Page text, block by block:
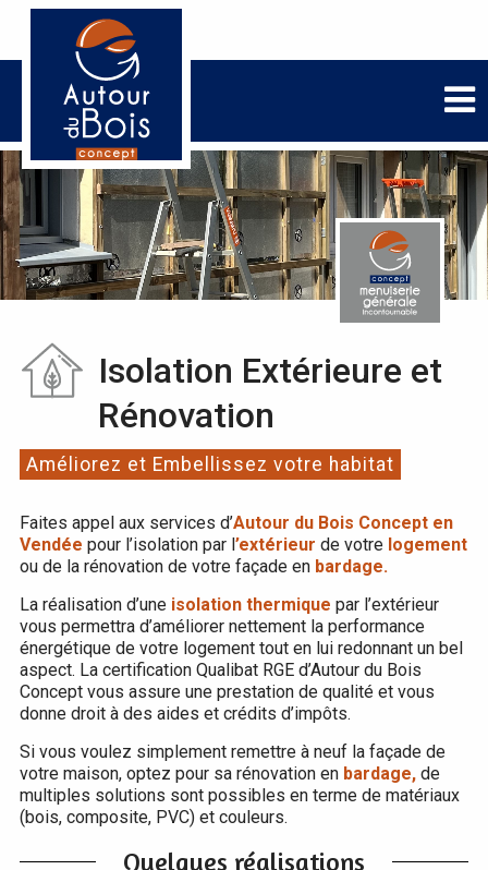
Isolation Extérieure et
Rénovation
Améliorez et Embellissez votre habitat
Faites appel aux services d’Autour du Bois Concept en
Vendée pour l’isolation par l’extérieur de votrelogement
ou de la rénovation de votre façade en bardage.
La réalisation d’une isolation thermique par l’extérieur
vous permettra d’améliorer nettement la performance
énergétique de votre logement tout en lui redonnant un bel
aspect. La certification Qualibat RGE d’Autour du Bois
Concept vous assure une prestation de qualité et vous
donne droit à des aides et crédits d’impôts.
Si vous voulez simplement remettre à neuf la façade de
votre maison, optez pour sa rénovation en bardage,de
multiples solutions sont possibles en terme de matériaux
(bois, composite, PVC) et couleurs.
Quelques réalisations